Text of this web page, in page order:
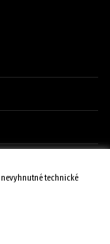
technické